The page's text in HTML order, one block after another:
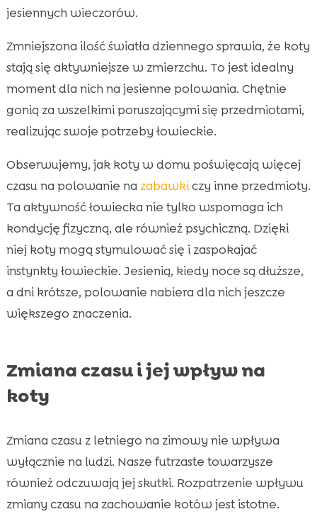
jesiennych wieczorów.
Zmniejszona ilość światła dziennego sprawia, że koty
stają się aktywniejsze w zmierzchu. To jest idealny
moment dla nich na jesienne polowania. Chętnie
gonią za wszelkimi poruszającymi się przedmiotami,
realizując swoje potrzeby łowieckie.
Obserwujemy, jak koty w domu poświęcają więcej
czasu na polowanie na zabawkiczy inne przedmioty.
Ta aktywność łowiecka nie tylko wspomaga ich
kondycję fizyczną, ale również psychiczną. Dzięki
niej koty mogą stymulować się i zaspokajać
instynkty łowieckie. Jesienią, kiedy noce są dłuższe,
a dni krótsze, polowanie nabiera dla nich jeszcze
większego znaczenia.
Zmiana czasu i jej wpływ na
koty
Zmiana czasu z letniego na zimowy nie wpływa
wyłącznie na ludzi. Nasze futrzaste towarzysze
również odczuwają jej skutki. Rozpatrzenie wpływu
zmiany czasu na zachowanie kotów jest istotne.